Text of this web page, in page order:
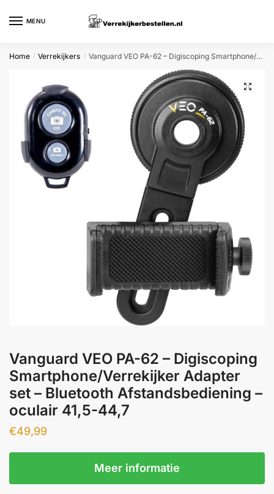
MENU
Home / Verrekijkers / Vanguard VEO PA-62 – Digiscoping Smartphone/Verrekijker Adapter set – Bluetooth Afstandsbediening – oculair 41,5-44,7
Vanguard VEO PA-62 – Digiscoping
Smartphone/Verrekijker Adapter
set – Bluetooth Afstandsbediening –
oculair 41,5-44,7
€49,99
Meer informatie